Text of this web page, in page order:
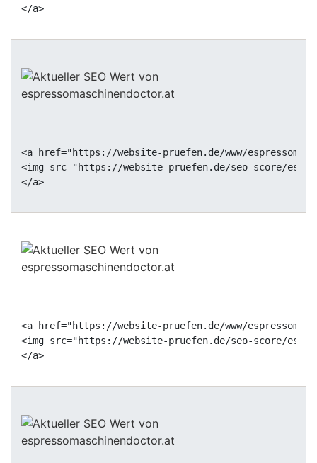
<a href="https://website-pruefen.de/www/
<img src="https://website-pruefen.de/seo-score/
<a href="https://website-pruefen.de/www/
<img src="https://website-pruefen.de/seo-score/